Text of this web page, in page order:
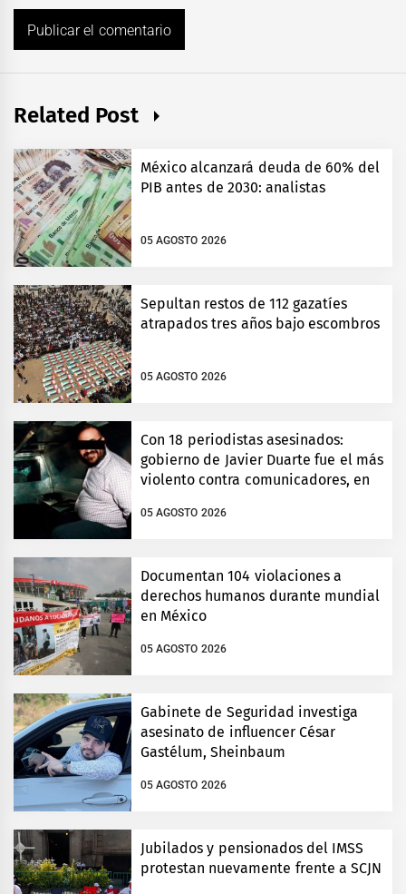
Related Post
México alcanzará deuda de 60% del
PIB antes de 2030: analistas
05 AGOSTO 2026
Sepultan restos de 112 gazatíes
atrapados tres años bajo escombros
05 AGOSTO 2026
Con 18 periodistas asesinados:
gobierno de Javier Duarte fue el más
violento contra comunicadores, en
05 AGOSTO 2026
Documentan 104 violaciones a
derechos humanos durante mundial
en México
05 AGOSTO 2026
Gabinete de Seguridad investiga
asesinato de influencer César
Gastélum, Sheinbaum
05 AGOSTO 2026
Jubilados y pensionados del IMSS
protestan nuevamente frente a SCJN